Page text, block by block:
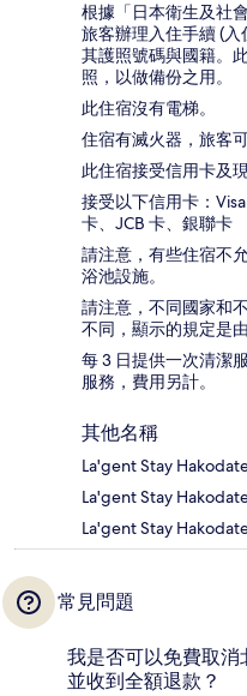
根據「日本衛生及社
旅客辦理入住手續 (
其護照號碼與國籍。
照，以做備份之用。
此住宿沒有電梯。
住宿有滅火器，旅客
此住宿接受信用卡及
接受以下信用卡：
卡、JCB 卡、銀聯卡
請注意，有些住宿不
浴池設施。
請注意，不同國家和
不同，顯示的規定是
每 3 日提供一次清潔
服務，費用另計。
其他名稱
La'gent Stay
La'gent Stay
La'gent Stay
常見問題
我是否可以免費取
並收到全額退款？